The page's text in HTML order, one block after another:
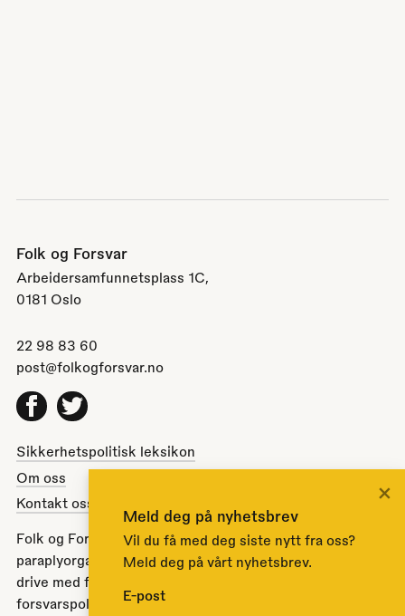
Folk og Forsvar
Arbeidersamfunnetsplass 1C,
0181 Oslo
22 98 83 60
post@folkogforsvar.no
Facebook
Twitter
Sikkerhetspolitisk leksikon
Om oss
Kontakt oss
Folk og Forsvar er en partipolitisk nøytral
paraplyorganisasjon opprettet av Stortinget i 1951 for å
drive med folkeopplysning om norsk sikkerhets- og
forsvarspolitikk.
Meld deg på nyhetsbrev
Vil du få med deg siste nytt fra oss?
Meld deg på vårt nyhetsbrev.
E-post
×